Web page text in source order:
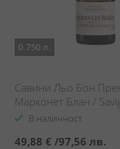
0.750 л.
Савини Льо Бон
Марконет Блан /
Beaune Hauts
В наличност
49,88 € /97,56 лв.